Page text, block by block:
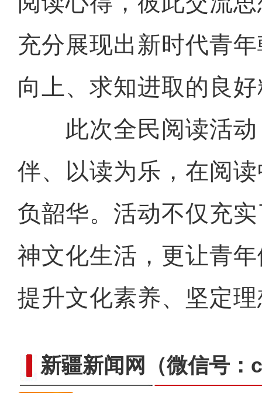
充分展现出新时代青
向上、求知进取的良
此次全民阅读活动
伴、以读为乐，在阅
负韶华。活动不仅充
神文化生活，更让青
提升文化素养、坚定
新疆新闻网 （微信号